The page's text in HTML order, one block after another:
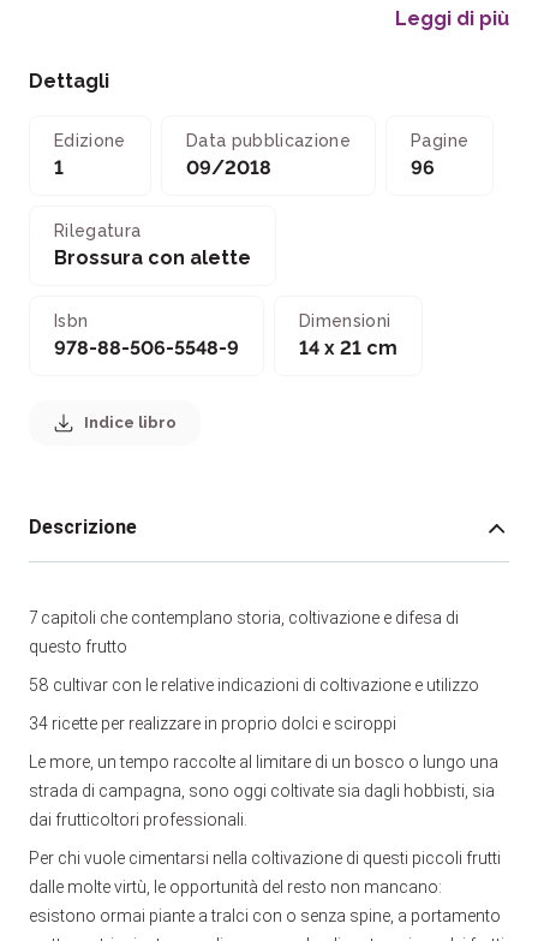
Leggi di più
Dettagli
Edizione
1
Data pubblicazione
09/2018
Pagine
96
Rilegatura
Brossura con alette
Isbn
978-88-506-5548-9
Dimensioni
14 x 21 cm
Indice libro
Descrizione
7 capitoli che contemplano storia, coltivazione e difesa di
questo frutto
58 cultivar con le relative indicazioni di coltivazione e utilizzo
34 ricette per realizzare in proprio dolci e sciroppi
Le more, un tempo raccolte al limitare di un bosco o lungo una
strada di campagna, sono oggi coltivate sia dagli hobbisti, sia
dai frutticoltori professionali.
Per chi vuole cimentarsi nella coltivazione di questi piccoli frutti
dalle molte virtù, le opportunità del resto non mancano:
esistono ormai piante a tralci con o senza spine, a portamento